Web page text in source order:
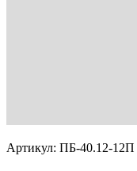
Артикул: ПБ-40.12-12П